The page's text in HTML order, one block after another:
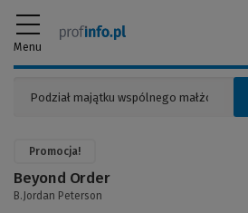
Menu
Promocja!
Beyond Order
B.Jordan Peterson